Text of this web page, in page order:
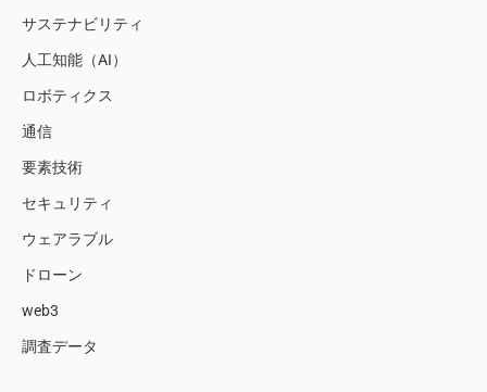
サステナビリティ
人工知能（AI）
ロボティクス
通信
要素技術
セキュリティ
ウェアラブル
ドローン
web3
調査データ